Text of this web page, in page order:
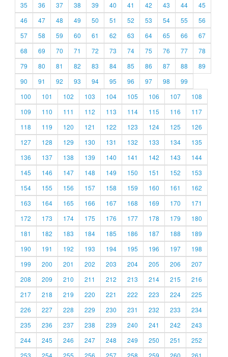
35
36 37 38 39 40 41 42 43 44
45
46
47 48 49 50 51 52 53 54 55
56
57
58 59 60 61 62 63 64 65 66
67
68
69 70 71 72 73 74 75 76 77
78
79
80 81 82 83 84 85 86 87 88
89
90
91 92 93 94 95 96 97 98
99
100
101 102 103 104 105 106 107
108
109
110 111 112 113 114 115 116
117
118
119 120 121 122 123 124 125
126
127
128 129 130 131 132 133 134
135
136
137 138 139 140 141 142 143
144
145
146 147 148 149 150 151 152
153
154
155 156 157 158 159 160 161
162
163
164 165 166 167 168 169 170
171
172
173 174 175 176 177 178 179
180
181
182 183 184 185 186 187 188
189
190
191 192 193 194 195 196 197
198
199
200 201 202 203 204 205 206
207
208
209 210 211 212 213 214 215
216
217
218 219 220 221 222 223 224
225
226
227 228 229 230 231 232 233
234
235
236 237 238 239 240 241 242
243
244
245 246 247 248 249 250 251
252
253
254 255 256 257 258 259 260 261